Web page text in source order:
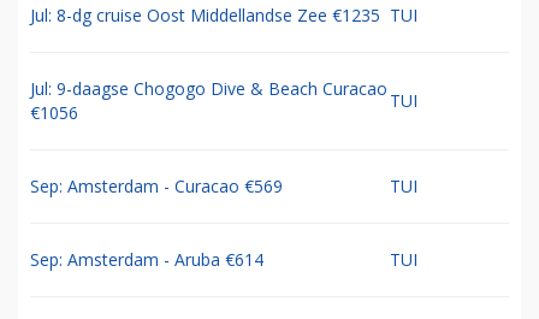
Jul: 8-dg cruise Oost Middellandse Zee €1235 TUI
Jul: 9-daagse Chogogo Dive & Beach Curacao
€1056
TUI
Sep: Amsterdam - Curacao €569 TUI
Sep: Amsterdam - Aruba €614 TUI